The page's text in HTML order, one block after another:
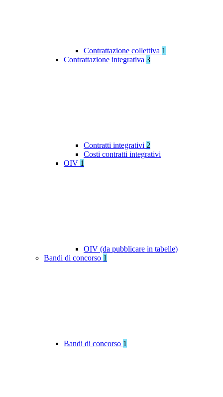
Contrattazione collettiva 1
Contrattazione integrativa 3
Contratti integrativi 2
Costi contratti integrativi
OIV 1
OIV (da pubblicare in tabelle)
Bandi di concorso 1
Bandi di concorso 1